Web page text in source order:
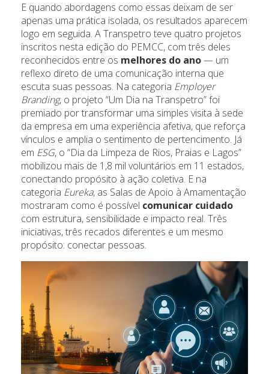
E quando abordagens como essas deixam de ser
apenas uma prática isolada, os resultados aparecem
logo em seguida. A Transpetro teve quatro projetos
inscritos nesta edição do PEMCC, com três deles
reconhecidos entre os melhores do ano— um
reflexo direto de uma comunicação interna que
escuta suas pessoas. Na categoria Employer
Branding, o projeto “Um Dia na Transpetro” foi
premiado por transformar uma simples visita à sede
da empresa em uma experiência afetiva, que reforça
vínculos e amplia o sentimento de pertencimento. Já
em ESG, o “Dia da Limpeza de Rios, Praias e Lagos”
mobilizou mais de 1,8 mil voluntários em 11 estados,
conectando propósito à ação coletiva. E na
categoria Eureka, as Salas de Apoio à Amamentação
mostraram como é possível comunicar cuidado
com estrutura, sensibilidade e impacto real. Três
iniciativas, três recados diferentes e um mesmo
propósito: conectar pessoas.